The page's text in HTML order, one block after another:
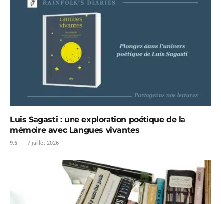
Luis Sagasti : une exploration poétique de la
mémoire avec Langues vivantes
9.5 7 juillet 2026